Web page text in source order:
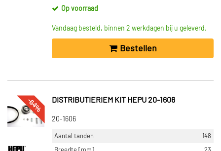
Op voorraad
Vandaag besteld, binnen 2 werkdagen bij u geleverd.
Bestellen
-64% DISTRIBUTIERIEM KIT HEPU 20-1606
20-1606
Aantal tanden
148